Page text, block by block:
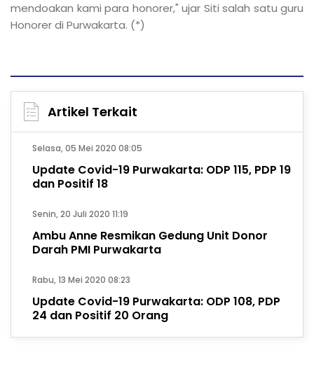
mendoakan kami para honorer," ujar Siti salah satu guru
Honorer di Purwakarta. (*)
Artikel Terkait
Selasa, 05 Mei 2020 08:05
Update Covid-19 Purwakarta: ODP 115, PDP 19
dan Positif 18
Senin, 20 Juli 2020 11:19
Ambu Anne Resmikan Gedung Unit Donor
Darah PMI Purwakarta
Rabu, 13 Mei 2020 08:23
Update Covid-19 Purwakarta: ODP 108, PDP
24 dan Positif 20 Orang